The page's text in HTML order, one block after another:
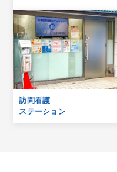
訪問看護
ステーション